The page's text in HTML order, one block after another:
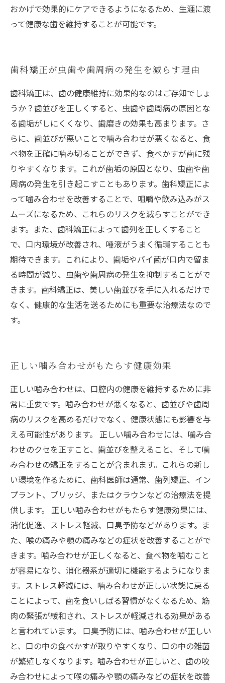
おかげで効果的にケアできるようになるため、生涯に渡
って健康な歯を維持することが可能です。
歯科矯正が虫歯や歯周病の発生を減らす理由
歯科矯正は、歯の健康維持に効果的なのはご存知でしょ
うか？歯並びを正しくすると、虫歯や歯周病の原因とな
る歯垢がしにくくなり、歯磨きの効果も高まります。さ
らに、歯並びが悪いことで噛み合わせが悪くなると、食
べ物を正確に噛み切ることができず、食べかすが歯に残
りやすくなります。これが歯垢の原因となり、虫歯や歯
周病の発生を引き起こすこともあります。歯科矯正によ
って噛み合わせを改善することで、咀嚼や飲み込みがス
ムーズになるため、これらのリスクを減らすことができ
ます。また、歯科矯正によって歯列を正しくすること
で、口内環境が改善され、唾液がうまく循環することも
期待できます。これにより、歯垢やバイ菌が口内で留ま
る時間が減り、虫歯や歯周病の発生を抑制することがで
きます。歯科矯正は、美しい歯並びを手に入れるだけで
なく、健康的な生活を送るためにも重要な治療法なので
す。
正しい噛み合わせがもたらす健康効果
正しい噛み合わせは、口腔内の健康を維持するために非
常に重要です。噛み合わせが悪くなると、歯並びや歯周
病のリスクを高めるだけでなく、健康状態にも影響を与
える可能性があります。 正しい噛み合わせには、噛み合
わせのクセを正すこと、歯並びを整えること、そして噛
み合わせの矯正をすることが含まれます。これらの新し
い環境を作るために、歯科医師は通常、歯列矯正、イン
プラント、ブリッジ、またはクラウンなどの治療法を提
供します。 正しい噛み合わせがもたらす健康効果には、
消化促進、ストレス軽減、口臭予防などがあります。ま
た、喉の痛みや顎の痛みなどの症状を改善することがで
きます。噛み合わせが正しくなると、食べ物を噛むこと
が容易になり、消化器系が適切に機能するようになりま
す。ストレス軽減には、噛み合わせが正しい状態に戻る
ことによって、歯を食いしばる習慣がなくなるため、筋
肉の緊張が緩和され、ストレスが軽減される効果がある
と言われています。 口臭予防には、噛み合わせが正しい
と、口の中の食べかすが取りやすくなり、口の中の雑菌
が繁殖しなくなります。噛み合わせが正しいと、歯の咬
み合わせによって喉の痛みや顎の痛みなどの症状を改善